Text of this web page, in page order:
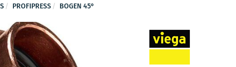
PROFIPRESS BOGEN 45°